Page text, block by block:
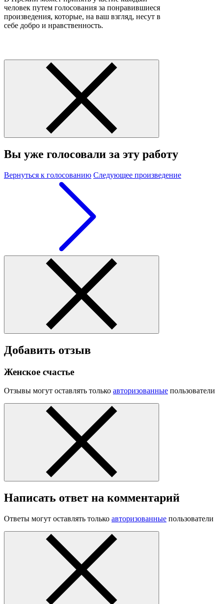
человек путем голосования за понравившиеся
произведения, которые, на ваш взгляд, несут в
себе добро и нравственность.
Вы уже голосовали за эту работу
Вернуться к голосованию Следующее произведение
Добавить отзыв
Женское счастье
Отзывы могут оставлять только авторизованные пользователи
Написать ответ на комментарий
Ответы могут оставлять только авторизованные пользователи